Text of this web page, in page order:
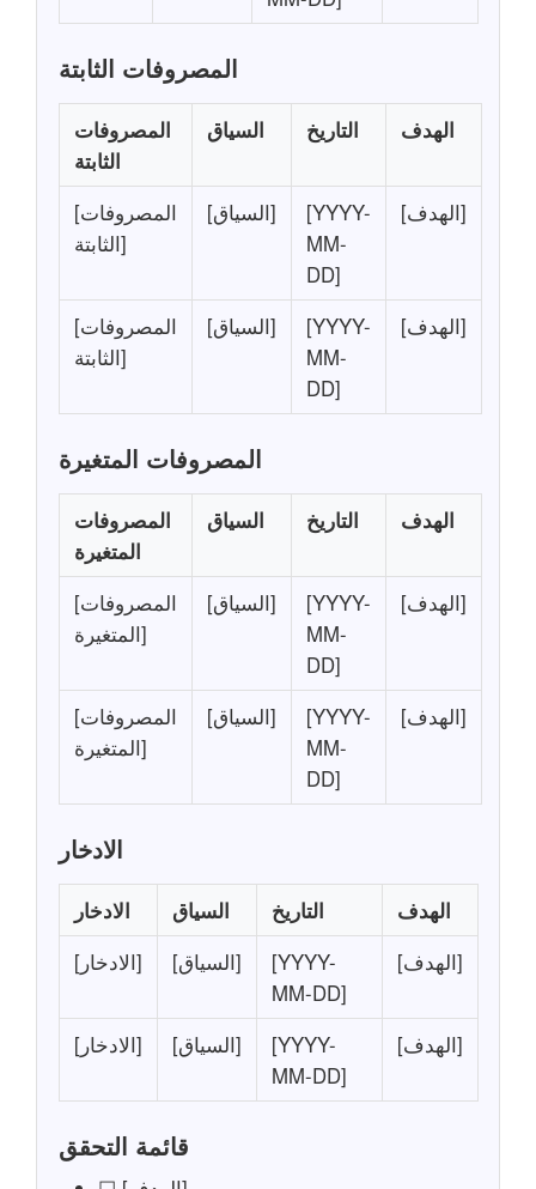
المصروفات الثابتة
المصروفات
الثابتة
السياق التاريخ الهدف
[المصروفات
الثابتة]
[السياق]
[YYYY-
MM-
DD]
[الهدف]
[المصروفات
الثابتة]
[السياق]
[YYYY-
MM-
DD]
[الهدف]
المصروفات المتغيرة
المصروفات
المتغيرة
السياق التاريخ الهدف
[المصروفات
المتغيرة]
[السياق]
[YYYY-
MM-
DD]
[الهدف]
[المصروفات
المتغيرة]
[السياق]
[YYYY-
MM-
DD]
[الهدف]
الادخار
الادخار السياق التاريخ
الهدف
[الادخار]
[السياق]
[YYYY-
MM-DD]
[الهدف]
[الادخار] [السياق]
[YYYY-
MM-DD]
[الهدف]
قائمة التحقق